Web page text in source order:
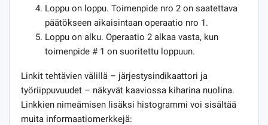
Loppu on loppu. Toimenpide nro 2 on saatettava
päätökseen aikaisintaan operaatio nro 1.
Loppu on alku. Operaatio 2 alkaa vasta, kun
toimenpide # 1 on suoritettu loppuun.
Linkit tehtävien välillä – järjestysindikaattori ja
työriippuvuudet – näkyvät kaaviossa kiharina nuolina.
Linkkien nimeämisen lisäksi histogrammi voi sisältää
muita informaatiomerkkejä: